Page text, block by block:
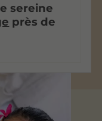
sereine
près de